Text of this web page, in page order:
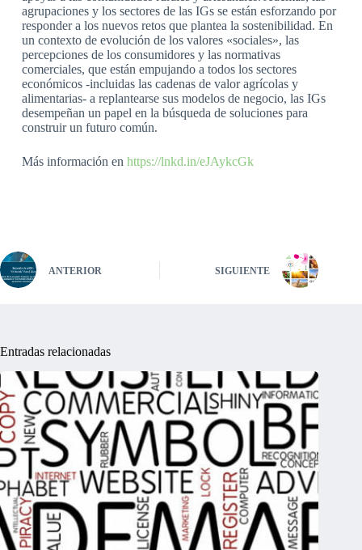
agrupaciones y los sectores de las IGs se están esforzando por
responder a los nuevos retos que plantea la sostenibilidad. En
un contexto de evolución de los valores «sociales», las
percepciones de los consumidores y las normativas
comerciales, que están empujando a todos los sectores
económicos -incluidas las cadenas de valor agrícolas y
alimentarias- a replantearse sus modelos de negocio, las IGs
desempeñan un papel en la búsqueda de soluciones para
construir un futuro común.
Más información en https://lnkd.in/eJAykcGk
ANTERIOR SIGUIENTE
Entradas relacionadas